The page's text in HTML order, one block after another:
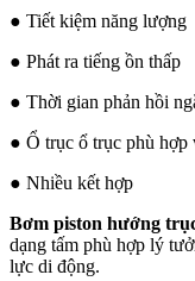
● Tiết kiệm năng lượng
● Phát ra tiếng ồn thấp
● Thời gian phản hồi
● Ổ trục ổ trục phù hợp
● Nhiều kết hợp
Bơm piston hướng
dạng tấm phù hợp lý
lực di động.